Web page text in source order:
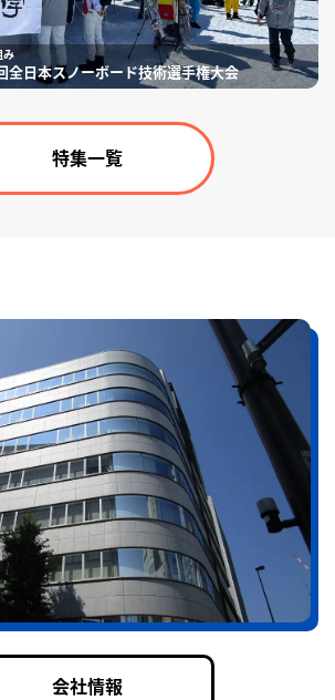
み
全日本スノーボード技術選手権大会
特集一覧
会社情報